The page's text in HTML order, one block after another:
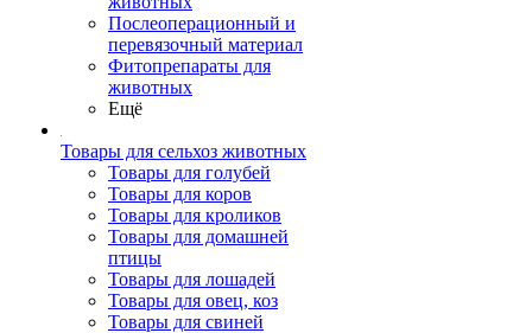
Послеоперационный и
перевязочный материал
Фитопрепараты для
животных
Ещё
Товары для сельхоз животных
Товары для голубей
Товары для коров
Товары для кроликов
Товары для домашней
птицы
Товары для лошадей
Товары для овец, коз
Товары для свиней